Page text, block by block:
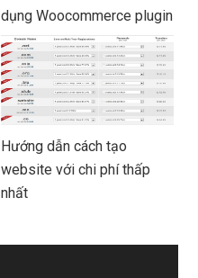
dụng Woocommerce plugin
Hướng dẫn cách tạo
website với chi phí thấp
nhất